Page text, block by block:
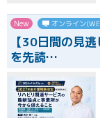
New オンライン
【30日間の見
を先読…